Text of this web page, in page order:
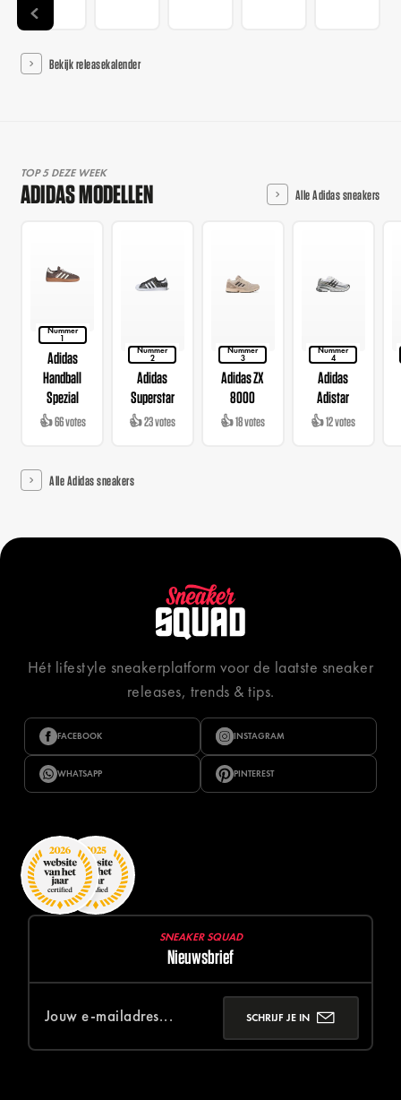
Bekijk releasekalender
TOP 5 DEZE WEEK
ADIDAS MODELLEN Alle Adidas sneakers
Nummer
1
Adidas
Handball
Spezial
👍 66 votes
Nummer
2
Adidas
Superstar
👍 23 votes
Nummer
3
Adidas ZX
8000
👍 18 votes
Nummer
4
Adidas
Adistar
👍 12 votes
Alle Adidas sneakers
Hét lifestyle sneakerplatform voor de laatste sneaker
releases, trends & tips.
FACEBOOK INSTAGRAM
WHATSAPP PINTEREST
SNEAKER SQUAD
Nieuwsbrief
SCHRIJF JE IN